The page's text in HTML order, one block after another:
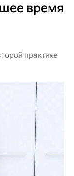
время
практике